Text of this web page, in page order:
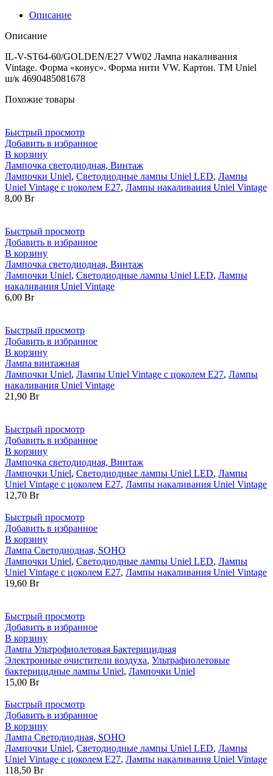
Описание
Описание
IL-V-ST64-60/GOLDEN/E27 VW02 Лампа накаливания
Vintage. Форма «конус». Форма нити VW. Картон. ТМ Uniel
ш/к 4690485081678
Похожие товары
Быстрый просмотр
Добавить в избранное
В корзину
Лампочка светодиодная, Винтаж
Лампочки Uniel, Светодиодные лампы Uniel LED, Лампы
Uniel Vintage с цоколем Е27, Лампы накаливания Uniel Vintage
8,00 Br
Быстрый просмотр
Добавить в избранное
В корзину
Лампочка светодиодная, Винтаж
Лампочки Uniel, Светодиодные лампы Uniel LED, Лампы
накаливания Uniel Vintage
6,00 Br
Быстрый просмотр
Добавить в избранное
В корзину
Лампа винтажная
Лампочки Uniel, Лампы Uniel Vintage с цоколем Е27, Лампы
накаливания Uniel Vintage
21,90 Br
Быстрый просмотр
Добавить в избранное
В корзину
Лампочка светодиодная, Винтаж
Лампочки Uniel, Светодиодные лампы Uniel LED, Лампы
Uniel Vintage с цоколем Е27, Лампы накаливания Uniel Vintage
12,70 Br
Быстрый просмотр
Добавить в избранное
В корзину
Лампа Светодиодная, SOHO
Лампочки Uniel, Светодиодные лампы Uniel LED, Лампы
Uniel Vintage с цоколем Е27, Лампы накаливания Uniel Vintage
19,60 Br
Быстрый просмотр
Добавить в избранное
В корзину
Лампа Ультрофиолетовая Бактерицидная
Электронные очистители воздуха, Ультрафиолетовые
бактерицидные лампы Uniel, Лампочки Uniel
15,00 Br
Быстрый просмотр
Добавить в избранное
В корзину
Лампа Светодиодная, SOHO
Лампочки Uniel, Светодиодные лампы Uniel LED, Лампы
Uniel Vintage с цоколем Е27, Лампы накаливания Uniel Vintage
118,50 Br